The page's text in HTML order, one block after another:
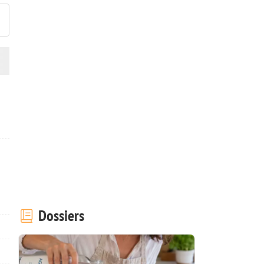
Dossiers